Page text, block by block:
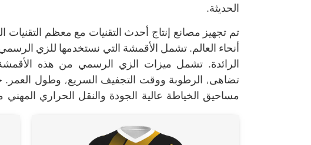
الحديثة.
تم تجهيز مصانع إنتاج أحدث التقنيات مع معظم التقنيات
الرائدة. تشمل ميزات الزي الرسمي من هذه الأقمشة
تضاهى, الرطوبة ووقت التجفيف السريع, وطول العمر.
مساحيق الخياطة عالية الجودة والنقل الحراري